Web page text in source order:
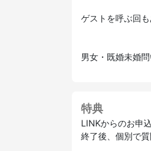
ゲストを呼ぶ回
男女・既婚未婚問
特典
LINKからのお申
終了後、個別で質